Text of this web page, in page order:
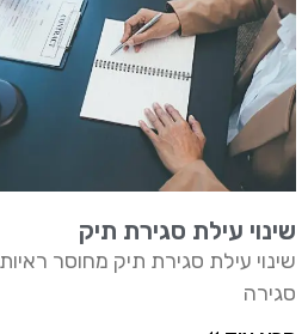
שינוי עילת סגירת תיק
שינוי עילת סגירת תיק מחוסר
סגירה